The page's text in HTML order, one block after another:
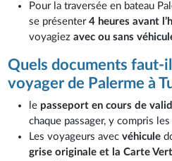
Pour la traversée en bateau
se présenter4 heures avant
voyagiezavec ou sans
Quels documents faut-
voyager de Palerme à
le passeport en cours de
chaque passager, y compris
Les voyageurs avecvéhicule
grise originale et la Carte